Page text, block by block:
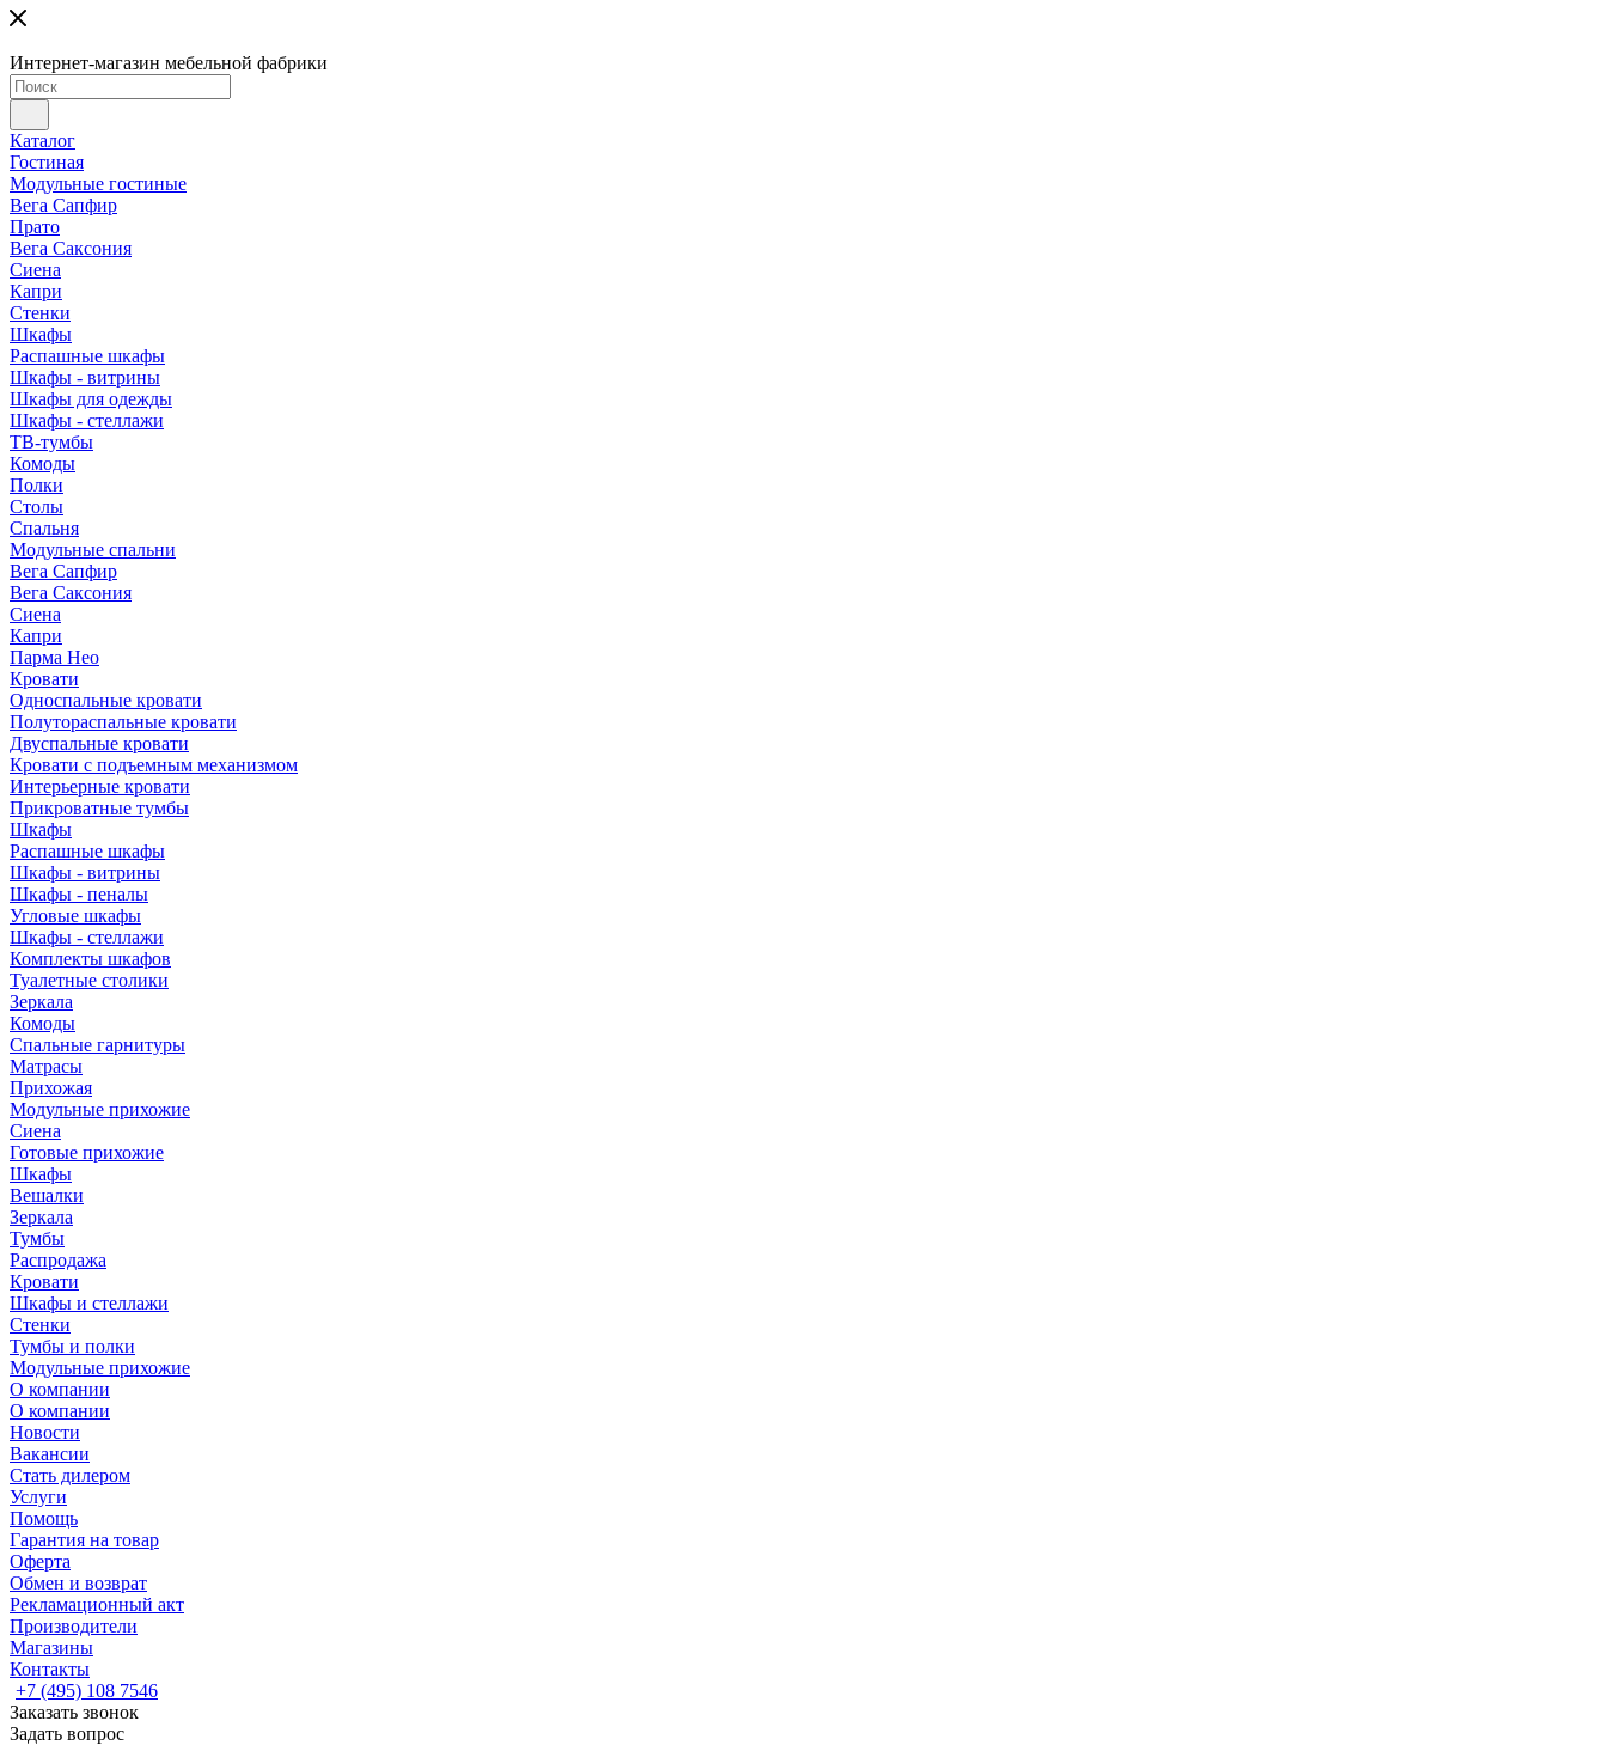
Интернет-магазин мебельной фабрики
Каталог
Гостиная
Модульные гостиные
Вега Сапфир
Прато
Вега Саксония
Сиена
Капри
Стенки
Шкафы
Распашные шкафы
Шкафы - витрины
Шкафы для одежды
Шкафы - стеллажи
ТВ-тумбы
Комоды
Полки
Столы
Спальня
Модульные спальни
Вега Сапфир
Вега Саксония
Сиена
Капри
Парма Нео
Кровати
Односпальные кровати
Полутораспальные кровати
Двуспальные кровати
Кровати с подъемным механизмом
Интерьерные кровати
Прикроватные тумбы
Шкафы
Распашные шкафы
Шкафы - витрины
Шкафы - пеналы
Угловые шкафы
Шкафы - стеллажи
Комплекты шкафов
Туалетные столики
Зеркала
Комоды
Спальные гарнитуры
Матрасы
Прихожая
Модульные прихожие
Сиена
Готовые прихожие
Шкафы
Вешалки
Зеркала
Тумбы
Распродажа
Кровати
Шкафы и стеллажи
Стенки
Тумбы и полки
Модульные прихожие
О компании
О компании
Новости
Вакансии
Стать дилером
Услуги
Помощь
Гарантия на товар
Оферта
Обмен и возврат
Рекламационный акт
Производители
Магазины
Контакты
+7 (495) 108 7546
Заказать звонок
Задать вопрос